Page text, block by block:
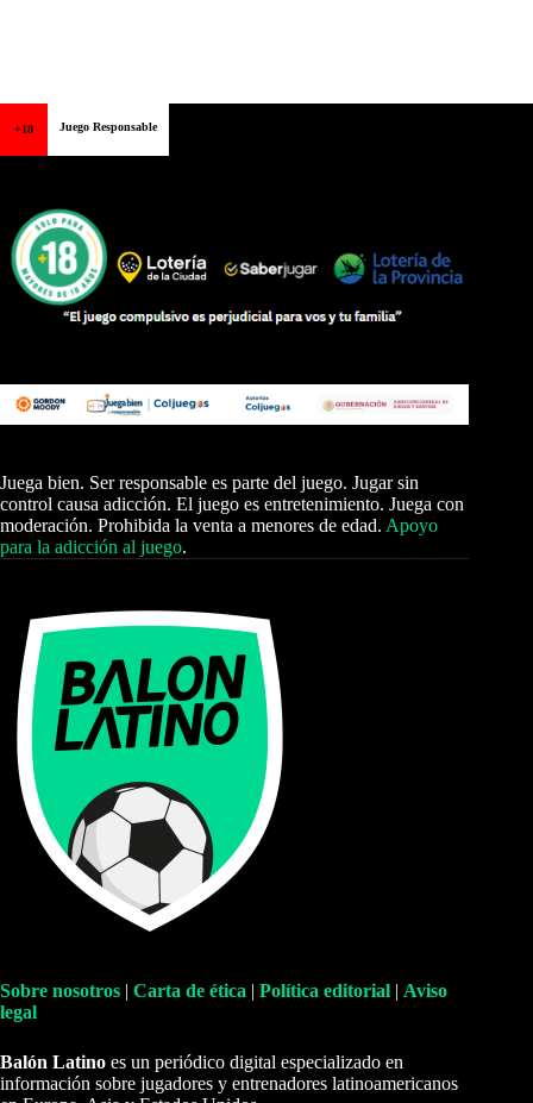
+18 Juego Responsable
Juega bien. Ser responsable es parte del juego. Jugar sin
control causa adicción. El juego es entretenimiento. Juega con
moderación. Prohibida la venta a menores de edad. Apoyo
para la adicción al juego.
Sobre nosotros | Carta de ética | Política editorial | Aviso
legal
Balón Latino es un periódico digital especializado en
información sobre jugadores y entrenadores latinoamericanos